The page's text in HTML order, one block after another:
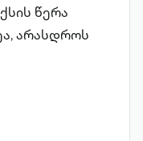
წერა
არასდროს